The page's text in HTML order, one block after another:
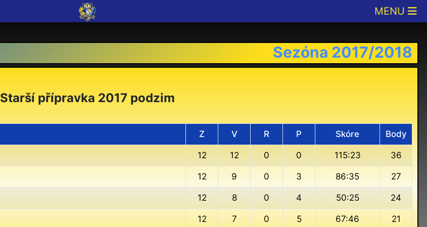
Sezóna 2017/2018
Starší přípravka 2017 podzim
Z V R P Skóre Body
12 12 0 0 115:23 36
12 9 0 3 86:35 27
12 8 0 4 50:25 24
12 7 0 5 67:46 21